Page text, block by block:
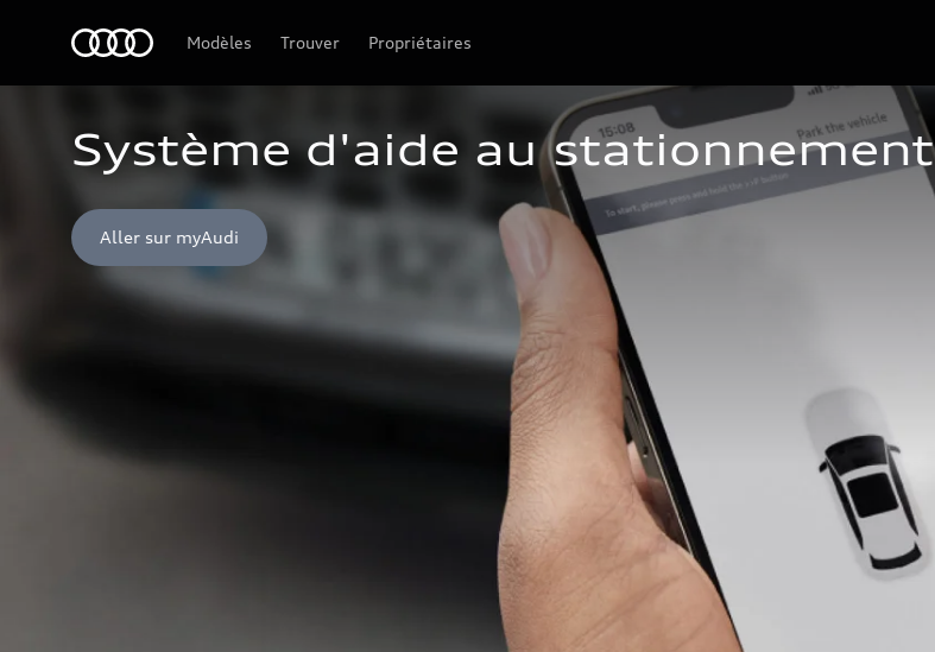
Modèles Trouver Propriétaires
Système d'aide au stationnement
Aller sur myAudi